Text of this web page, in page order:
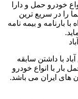
خودرو حمل و دارا
را در سریع ترین
بارنامه و بیمه نامه
با داشتن سابقه
حمل بار با انواع خودرو
های ایران می باشد.